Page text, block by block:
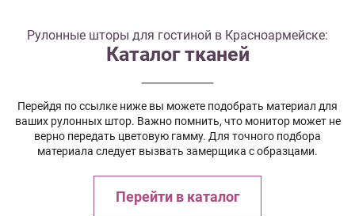
Рулонные шторы для гостиной в Красноармейске:
Каталог тканей
Перейдя по ссылке ниже вы можете подобрать материал для
ваших рулонных штор. Важно помнить, что монитор может не
верно передать цветовую гамму. Для точного подбора
материала следует вызвать замерщика с образцами.
Перейти в каталог